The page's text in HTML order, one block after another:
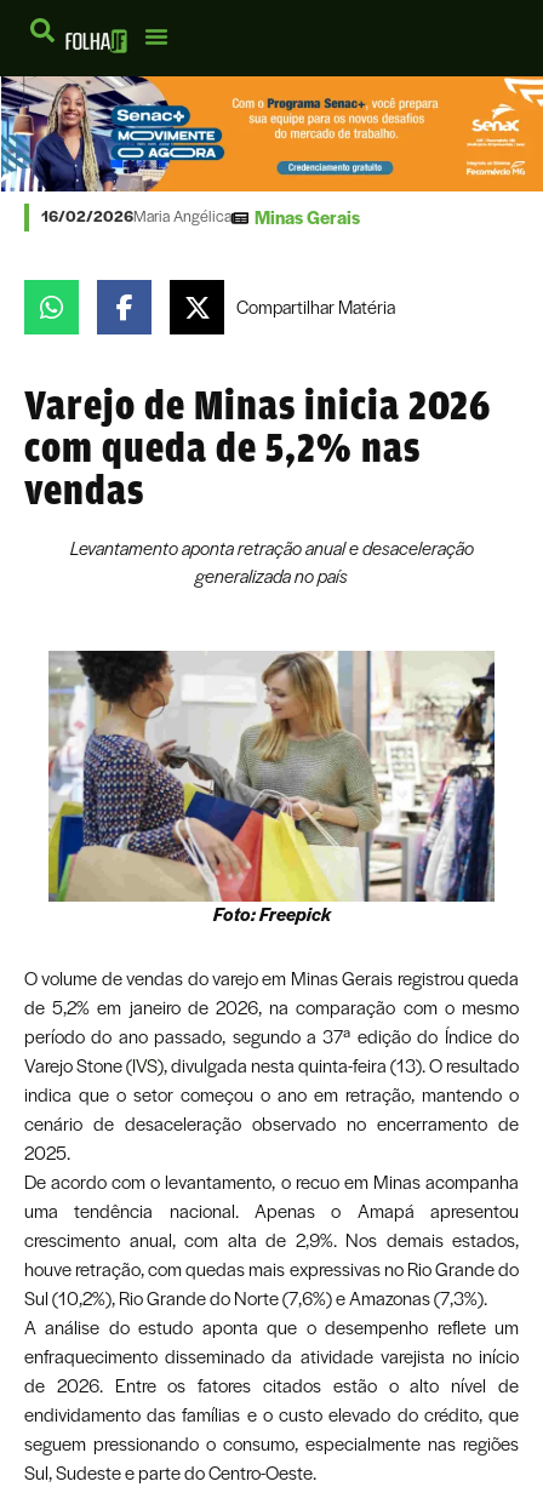
16/02/2026Maria Angélica Minas Gerais
CompartilharMatéria
Varejo de Minas inicia 2026
com queda de 5,2% nas
vendas
Levantamento aponta retração anual e desaceleração
generalizada no país
Foto: Freepick
O volume de vendas do varejo em Minas Gerais registrou queda
de 5,2% em janeiro de 2026, na comparação com o mesmo
período do ano passado, segundo a 37ª edição do Índice do
Varejo Stone (IVS), divulgada nesta quinta-feira (13). O resultado
indica que o setor começou o ano em retração, mantendo o
cenário de desaceleração observado no encerramento de
2025.
De acordo com o levantamento, o recuo em Minas acompanha
uma tendência nacional. Apenas o Amapá apresentou
crescimento anual, com alta de 2,9%. Nos demais estados,
houve retração, com quedas mais expressivas no Rio Grande do
Sul (10,2%), Rio Grande do Norte (7,6%) e Amazonas (7,3%).
A análise do estudo aponta que o desempenho reflete um
enfraquecimento disseminado da atividade varejista no início
de 2026. Entre os fatores citados estão o alto nível de
endividamento das famílias e o custo elevado do crédito, que
seguem pressionando o consumo, especialmente nas regiões
Sul, Sudeste e parte do Centro-Oeste.